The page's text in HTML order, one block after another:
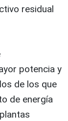
residual
potencia y
de los que
de energía